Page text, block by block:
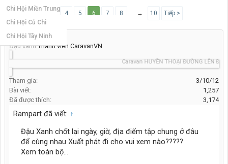
Chi Hội Miền Trung
Chi Hội Củ Chi
Chi Hội Tây Ninh
< Trước 4 5 6 7 8 → 10 Tiếp >
Đậu xanh Thành viên CaravanVN
Caravan HUYỀN THOẠI ĐƯỜNG LÊN ĐỈNH
Tham gia:
3/10/12
Bài viết:
1,257
Đã được thích:
3,174
Rampart đã viết: ↑
Đậu Xanh chốt lại ngày, giờ, địa điểm tập chung ở đâu
để cùng nhau Xuất phát đi cho vui xem nào?????
Xem toàn bộ...